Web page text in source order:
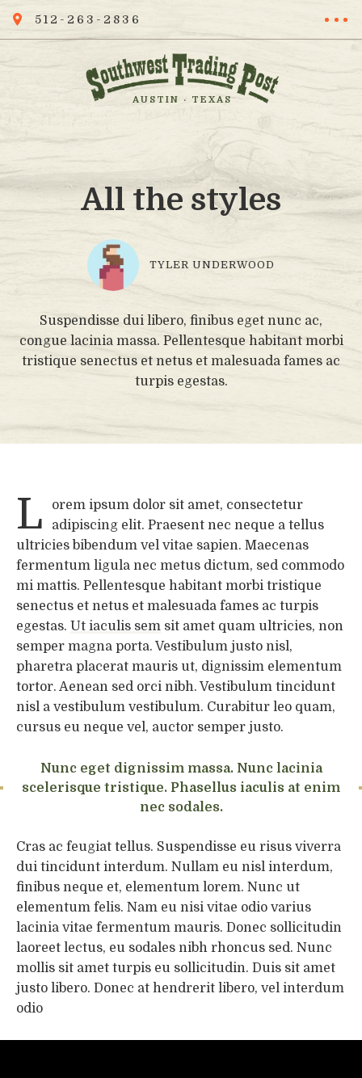
512-263-2836
AUSTIN · TEXAS
All the styles
TYLER UNDERWOOD
Suspendisse dui libero, finibus eget nunc ac,
congue lacinia massa. Pellentesque habitant morbi
tristique senectus et netus et malesuada fames ac
turpis egestas.
L
orem ipsum dolor sit amet, consectetur
adipiscing elit. Praesent nec neque a tellus
ultricies bibendum vel vitae sapien. Maecenas
fermentum ligula nec metus dictum, sed commodo
mi mattis. Pellentesque habitant morbi tristique
senectus et netus et malesuada fames ac turpis
egestas. Ut iaculis sem sit amet quam ultricies, non
semper magna porta. Vestibulum justo nisl,
pharetra placerat mauris ut, dignissim elementum
tortor. Aenean sed orci nibh. Vestibulum tincidunt
nisl a vestibulum vestibulum. Curabitur leo quam,
cursus eu neque vel, auctor semper justo.
Nunc eget dignissim massa. Nunc lacinia
scelerisque tristique. Phasellus iaculis at enim
nec sodales.
Cras ac feugiat tellus. Suspendisse eu risus viverra
dui tincidunt interdum. Nullam eu nisl interdum,
finibus neque et, elementum lorem. Nunc ut
elementum felis. Nam eu nisi vitae odio varius
lacinia vitae fermentum mauris. Donec sollicitudin
laoreet lectus, eu sodales nibh rhoncus sed. Nunc
mollis sit amet turpis eu sollicitudin. Duis sit amet
justo libero. Donec at hendrerit libero, vel interdum
odio